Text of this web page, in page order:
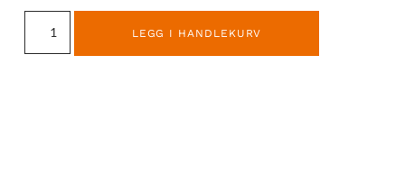
LEGG I HANDLEKURV